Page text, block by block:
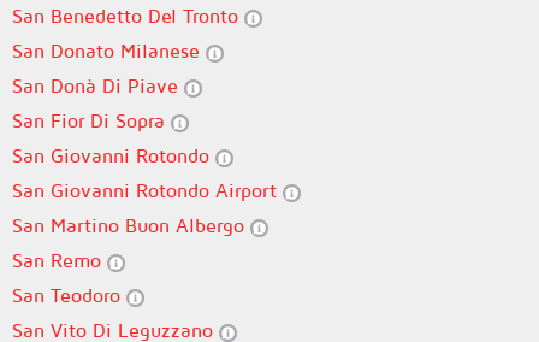
San Benedetto Del Tronto
San Donato Milanese
San Donà Di Piave
San Fior Di Sopra
San Giovanni Rotondo
San Giovanni Rotondo Airport
San Martino Buon Albergo
San Remo
San Teodoro
San Vito Di Leguzzano